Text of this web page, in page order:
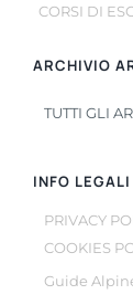
CORSI DI
ARCHIVIO
TUTTI GLI
INFO LEGALI
PRIVACY
COOKIES
Guide